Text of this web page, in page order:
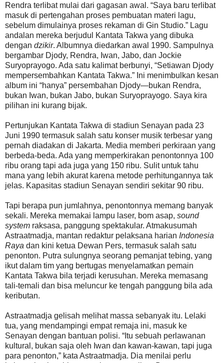
Rendra terlibat mulai dari gagasan awal. “Saya baru terlibat
masuk di pertengahan proses pembuatan materi lagu,
sebelum dimulainya proses rekaman di Gin Studio.” Lagu
andalan mereka berjudul Kantata Takwa yang dibuka
dengan dzikir. Albumnya diedarkan awal 1990. Sampulnya
bergambar Djody, Rendra, Iwan, Jabo, dan Jockie
Suryoprayogo. Ada satu kalimat berbunyi, “Setiawan Djody
mempersembahkan Kantata Takwa.” Ini menimbulkan kesan
album ini “hanya” persembahan Djody—bukan Rendra,
bukan Iwan, bukan Jabo, bukan Suryoprayogo. Saya kira
pilihan ini kurang bijak.
Pertunjukan Kantata Takwa di stadiun Senayan pada 23
Juni 1990 termasuk salah satu konser musik terbesar yang
pernah diadakan di Jakarta. Media memberi perkiraan yang
berbeda-beda. Ada yang memperkirakan penontonnya 100
ribu orang tapi ada juga yang 150 ribu. Sulit untuk tahu
mana yang lebih akurat karena metode perhitungannya tak
jelas. Kapasitas stadiun Senayan sendiri sekitar 90 ribu.
Tapi berapa pun jumlahnya, penontonnya memang banyak
sekali. Mereka memakai lampu laser, bom asap, sound
system raksasa, panggung spektakular. Atmakusumah
Astraatmadja, mantan redaktur pelaksana harian Indonesia
Raya dan kini ketua Dewan Pers, termasuk salah satu
penonton. Putra sulungnya seorang pemanjat tebing, yang
ikut dalam tim yang bertugas menyelamatkan pemain
Kantata Takwa bila terjadi kerusuhan. Mereka memasang
tali-temali dan bisa meluncur ke tengah panggung bila ada
keributan.
Astraatmadja gelisah melihat massa sebanyak itu. Lelaki
tua, yang mendampingi empat remaja ini, masuk ke
Senayan dengan bantuan polisi. “Itu sebuah perlawanan
kultural, bukan saja oleh Iwan dan kawan-kawan, tapi juga
para penonton,” kata Astraatmadja. Dia menilai perlu